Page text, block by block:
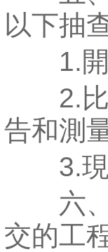
以下抽
1.開
2.比
告和測
3.現
六、
交的工